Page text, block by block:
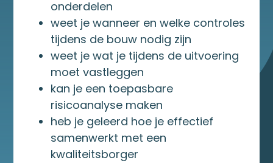
onderdelen
weet je wanneer en welke controles
tijdens de bouw nodig zijn
weet je wat je tijdens de uitvoering
moet vastleggen
kan je een toepasbare
risicoanalyse maken
heb je geleerd hoe je effectief
samenwerkt met een
kwaliteitsborger